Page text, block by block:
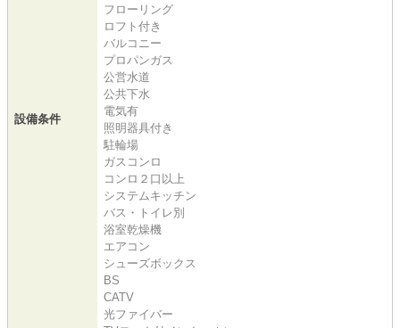
設備条件
フローリング
ロフト付き
バルコニー
プロパンガス
公営水道
公共下水
電気有
照明器具付き
駐輪場
ガスコンロ
コンロ２口以上
システムキッチン
バス・トイレ別
浴室乾燥機
エアコン
シューズボックス
BS
CATV
光ファイバー